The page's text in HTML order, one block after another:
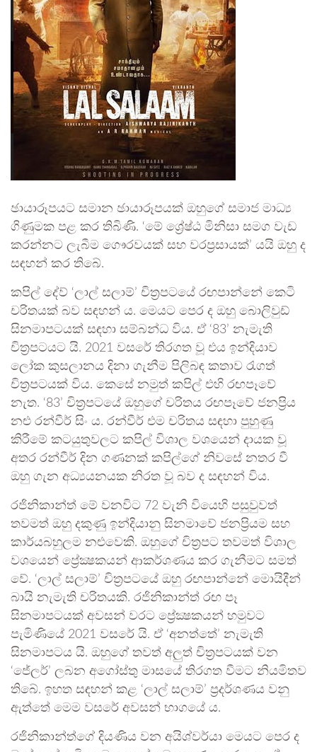
ඡායාරූපයට සමාන ඡායාරූපයක් ඔහුගේ සමාජ මාධ්‍ය
ගිණුමක පළ කර තිබිණි. ‘මේ ශ්‍රේෂ්ඨ මිනිසා සමග වැඩ
කරන්නට ලැබීම ගෞරවයක් සහ වරප්‍රසායක්’ යයි ඔහු ද
සඳහන් කර තිබේ.
කපිල් දේව් ‘ලාල් සලාම්’ චිත්‍රපටයේ රඟපාන්නේ කෙටි
චරිතයක් බව සඳහන් ය. මෙයට පෙර ද ඔහු බොලිවුඩ්
සිනමාපටයක් සඳහා සම්බන්ධ විය. ඒ ‘83’ නැමැති
චිත්‍රපටයට යි. 2021 වසරේ තිරගත වූ එය ඉන්දියාව
ලෝක කුසලානය දිනා ගැනීම පිලිබඳ කතාව රැගත්
චිත්‍රපටයක් විය. කෙසේ නමුත් කපිල් එහි රඟපෑවේ
නැත. ‘83’ චිත්‍රපටයේ ඔහුගේ චරිතය රඟපෑවේ ජනප්‍රිය
නළු රන්වීර් සිං ය. රන්වීර් එම චරිතය සඳහා පුහුණු
කිරීමේ කටයුතුවලට කපිල් විශාල වශයෙන් දායක වූ
අතර රන්වීර් දින ගණනක් කපිල්ගේ නිවසේ නතර වී
ඔහු ගැන අධ්‍යයනයක නිරත වූ බව ද සඳහන් විය.
රජිනිකාන්ත් මේ වනවිට 72 වැනි වියෙහි පසුවුවත්
තවමත් ඔහු දකුණු ඉන්දියානු සිනමාවේ ජනප්‍රියම සහ
කාර්යබහුලම නළුවෙකි. ඔහුගේ චිත්‍රපට තවමත් විශාල
වශයෙන් ප්‍රේක්‍ෂකයන් ආකර්ශණය කර ගැනීමට සමත්
වේ. ‘ලාල් සලාම්’ චිත්‍රපටයේ ඔහු රඟපාන්නේ මොයිදීන්
බායි නැමැති චරිතයකි. රජිනිකාන්ත් රඟ පෑ
සිනමාපටයක් අවසන් වරට ප්‍රේක්‍ෂකයන් හමුවට
පැමිණියේ 2021 වසරේ යි. ඒ ‘අනත්තේ’ නැමැති
සිනමාපටය යි. ඔහුගේ තවත් අලුත් චිත්‍රපටයක් වන
‘ජේලර්’ ලබන අගෝස්තු මාසයේ තිරගත වීමට නියමිතව
තිබේ. ඉහත සඳහන් කළ ‘ලාල් සලාම්’ ප්‍රදර්ශණය වනු
ඇත්තේ මෙම වසරේ අවසන් භාගයේ ය.
රජිනිකාන්ත්ගේ දියණිය වන අයිශ්වර්යා මෙයට පෙර ද